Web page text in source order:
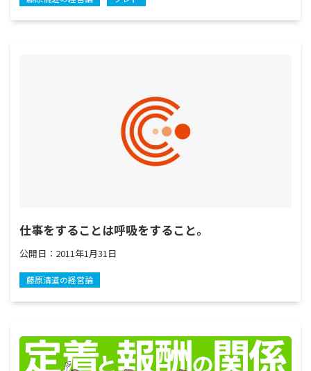
仕事をすることは呼吸をすること。
公開日： 2011年1月31日
藤原清道の経営論